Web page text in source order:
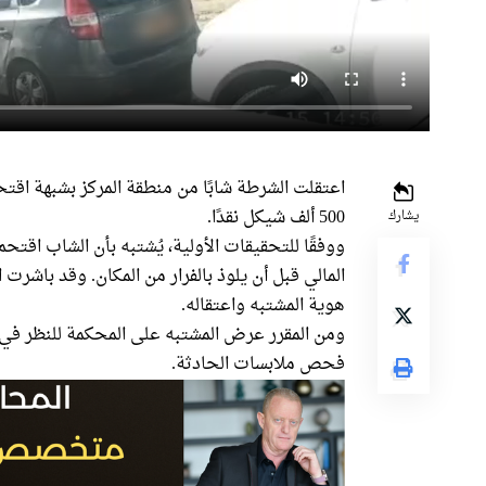
يشارك
اعتقلت الشرطة شابًا من منطقة المركز بشبهة
500 ألف شيكل نقدًا.
ووفقًا للتحقيقات الأولية، يُشتبه بأن الشاب
المالي قبل أن يلوذ بالفرار من المكان. وقد
هوية المشتبه واعتقاله.
ومن المقرر عرض المشتبه على المحكمة للنظر
فحص ملابسات الحادثة.